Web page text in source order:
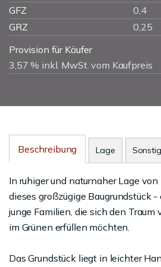
GFZ
0,4
GRZ
0,25
Provision für Käufer
3,57 % inkl. MwSt. vom Kaufpreis
Beschreibung Lage
In ruhiger und naturnaher Lage
dieses großzügige Baugrundstück
junge Familien, die sich den Traum
im Grünen erfüllen möchten.
Das Grundstück liegt in leichter